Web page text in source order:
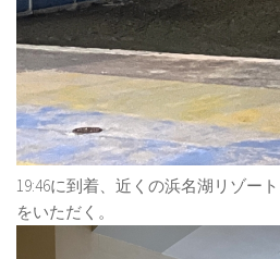
19:46に到着、近くの浜名湖リゾート
をいただく。